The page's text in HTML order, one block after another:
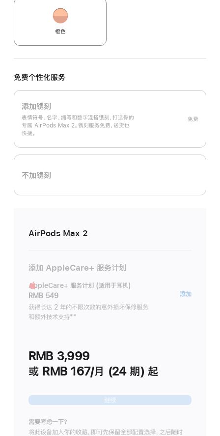
橙色
免费个性化服务
添加镌刻
表情符号、名字、缩写和数字混搭镌刻，打造你的
专属 AirPods Max 2。镌刻服务免费，送货也
快捷。
免费
不加镌刻
AirPods Max 2
添加 AppleCare+ 服务计划
AppleCare+ 服务计划 (适用于耳机)
RMB 549
获得长达 2 年的不限次数的意外损坏保修服务
和额外技术支持脚
**
添加
RMB 3,999
或 RMB 167/月 (24 期) 起
继续
需要考虑一下？
将此设备加入你的收藏，即可先保留全部配置选择，之后随时